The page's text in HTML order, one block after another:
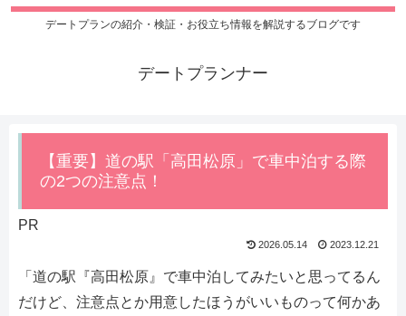
デートプランの紹介・検証・お役立ち情報を解説するブログです
デートプランナー
【重要】道の駅「高田松原」で車中泊する際
の2つの注意点！
PR
2026.05.14 2023.12.21
「道の駅『高田松原』で車中泊してみたいと思ってるん
だけど、注意点とか用意したほうがいいものって何かあ